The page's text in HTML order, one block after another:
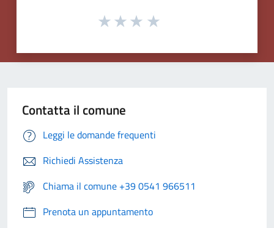
Contatta il comune
Leggi le domande frequenti
Richiedi Assistenza
Chiama il comune +39 0541 966511
Prenota un appuntamento